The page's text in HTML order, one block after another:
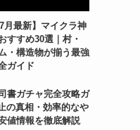
ーム）
7月最新】マイクラ神
すすめ30選｜村・
・構造物が揃う最強
ガイド
書ガチャ完全攻略ガ
の真相・効率的なや
値情報を徹底解説